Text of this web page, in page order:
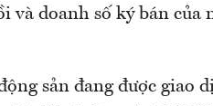
và doanh số ký bán của
sản đang được giao